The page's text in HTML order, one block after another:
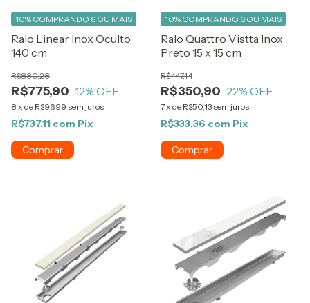
Ralo Linear Inox Oculto
140 cm
R$775,90
R$880,28
12% OFF
8 x de R$96,99 sem juros
10% COMPRANDO 6 OU MAIS
R$737,11 com Pix
Ralo Quattro Vistta Inox
Preto 15 x 15 cm
R$350,90
R$447,14
22% OFF
7 x de R$50,13 sem juros
10% COMPRANDO 6 OU MAIS
R$333,36 com Pix